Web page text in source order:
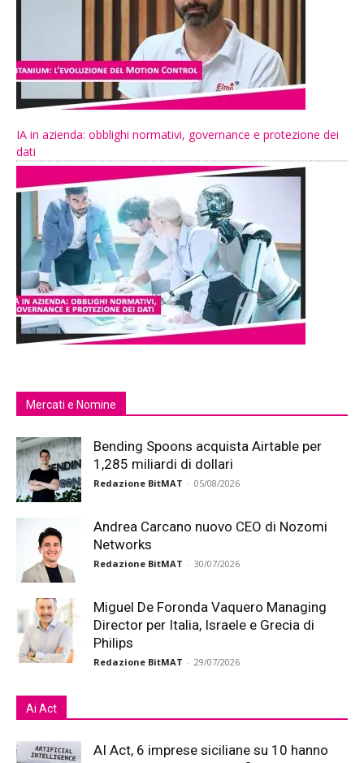
IA in azienda: obblighi normativi, governance e protezione dei
dati
Mercati e Nomine
Bending Spoons acquista Airtable per
1,285 miliardi di dollari
Redazione BitMAT - 05/08/2026
Andrea Carcano nuovo CEO di Nozomi
Networks
Redazione BitMAT - 30/07/2026
Miguel De Foronda Vaquero Managing
Director per Italia, Israele e Grecia di
Philips
Redazione BitMAT - 29/07/2026
Ai Act
AI Act, 6 imprese siciliane su 10 hanno